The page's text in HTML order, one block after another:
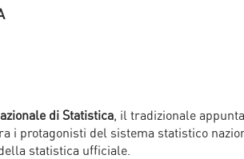
di Statistica, il tradizionale
i protagonisti del sistema statistico
statistica ufficiale.